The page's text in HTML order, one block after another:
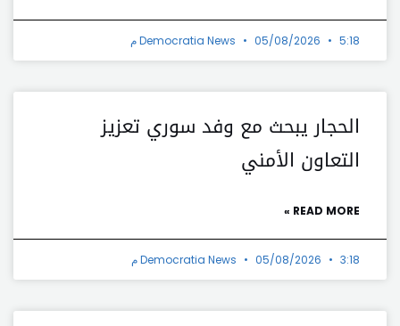
Democratia News 05/08/2026 5:18 م
الحجار يبحث مع وفد سوري تعزيز
التعاون الأمني
READ MORE »
Democratia News 05/08/2026 3:18 م